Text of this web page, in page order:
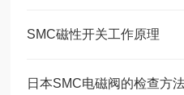
SMC磁性开关工作原理
日本SMC电磁阀的检查方